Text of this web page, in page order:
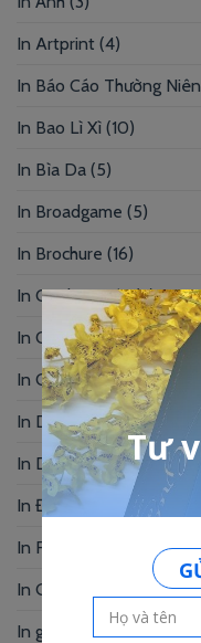
In Artprint (4)
In Báo Cáo Thường Niên
In Bao Lì Xì (10)
In Bìa Da (5)
In Broadgame (5)
In Brochure (16)
In Card Bo Góc(3)
In Card Visit(51)
In Catalogue(9)
In Danh Thiếp(57)
In Decal – Sticker –
In Đồ Án Tốt Nghiệp
In Folder
In Giấy Chứng Nhận –
In giấy kraft
(1)